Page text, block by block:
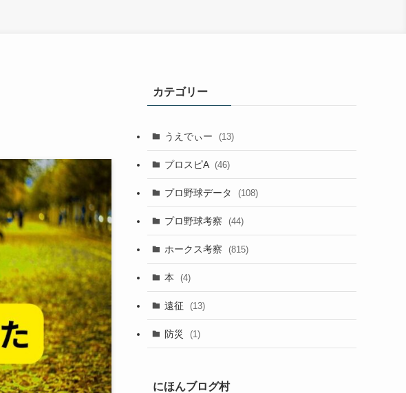
カテゴリー
うえでぃー (13)
プロスピA (46)
プロ野球データ (108)
プロ野球考察 (44)
ホークス考察 (815)
本 (4)
遠征 (13)
防災 (1)
にほんブログ村